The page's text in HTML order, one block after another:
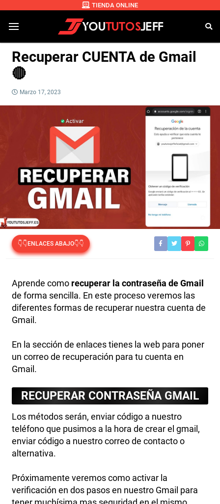
TIENDA ONLINE
Recuperar CUENTA de Gmail
🔴
Marzo 17, 2023
👇👇ENLACES ABAJO👇👇
Aprende como recuperar la contraseña de Gmail
de forma sencilla. En este proceso veremos las
diferentes formas de recuperar nuestra cuenta de
Gmail.
En la sección de enlaces tienes la web para poner
un correo de recuperación para tu cuenta en
Gmail.
RECUPERAR CONTRASEÑA GMAIL
Los métodos serán, enviar código a nuestro
teléfono que pusimos a la hora de crear el gmail,
enviar código a nuestro correo de contacto o
alternativa.
Próximamente veremos como activar la
verificación en dos pasos en nuestro Gmail para